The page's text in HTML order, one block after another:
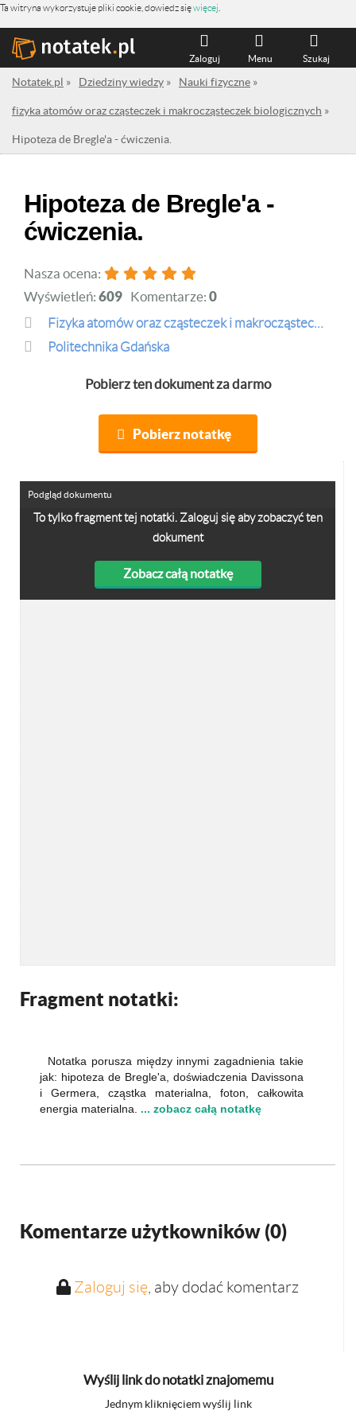
Ta witryna wykorzystuje pliki cookie, dowiedz sięwięcej
Szukaj
Menu
Zaloguj
Notatek.pl » Dziedziny wiedzy » Nauki fizyczne »
fizyka atomów oraz cząsteczek i makrocząsteczek biologicznych »
Hipoteza de Bregle'a - ćwiczenia.
Hipoteza de Bregle'a -
ćwiczenia.
Nasza ocena:
Wyświetleń: 609 Komentarze: 0
fizyka atomów oraz cząsteczek i makrocząsteczek biologicznych
Politechnika Gdańska
Pobierz ten dokument za darmo
Pobierz notatkę
To tylko fragment tej notatki. Zaloguj się aby zobaczyć ten
dokument
Zobacz całą notatkę
Podgląd dokumentu
Fragment notatki:
Notatka porusza między innymi zagadnienia takie
jak: hipoteza de Bregle'a, doświadczenia Davissona
i Germera, cząstka materialna, foton, całkowita
energia materialna. ... zobacz całą notatkę
Komentarze użytkowników (0)
Zaloguj się, aby dodać komentarz
Wyślij link do notatki znajomemu
Jednym kliknięciem wyślij link